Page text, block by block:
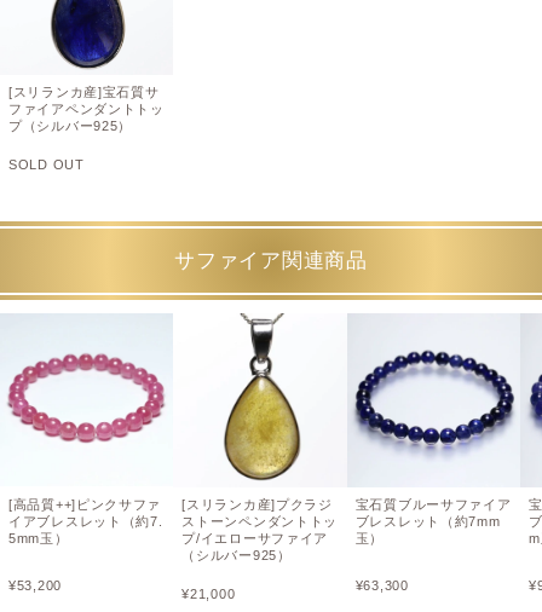
[スリランカ産]宝石質サ
ファイアペンダントトッ
プ（シルバー925）
SOLD OUT
サファイア関連商品
[高品質++]ピンクサファ
イアブレスレット（約7.
5mm玉）
¥53,200
[スリランカ産]プクラジ
ストーンペンダントトッ
プ/イエローサファイア
（シルバー925）
¥21,000
宝石質ブルーサファイア
ブレスレット（約7mm
玉）
¥63,300 ¥